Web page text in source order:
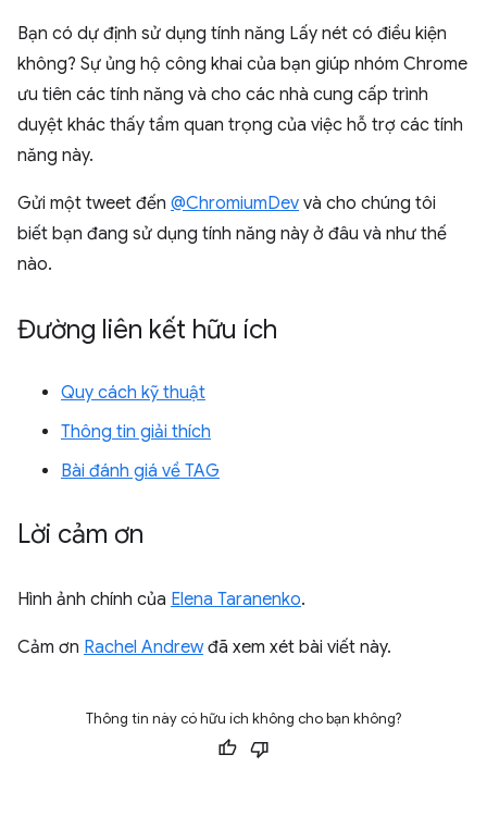
Bạn có dự định sử dụng tính năng Lấy nét có điều kiện
không? Sự ủng hộ công khai của bạn giúp nhóm Chrome
ưu tiên các tính năng và cho các nhà cung cấp trình
duyệt khác thấy tầm quan trọng của việc hỗ trợ các tính
năng này.
Gửi một tweet đến @ChromiumDev và cho chúng tôi
biết bạn đang sử dụng tính năng này ở đâu và như thế
nào.
Đường liên kết hữu ích
Quy cách kỹ thuật
Thông tin giải thích
Bài đánh giá về TAG
Lời cảm ơn
Hình ảnh chính của Elena Taranenko.
Cảm ơn Rachel Andrewđã xem xét bài viết này.
Thông tin này có hữu ích không cho bạn không?